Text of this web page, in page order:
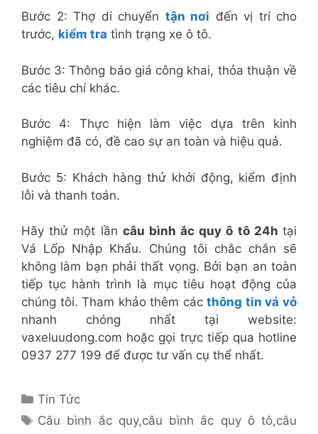
Bước 2: Thợ di chuyển tận nơi đến vị trí cho
trước, kiểm tra tình trạng xe ô tô.
Bước 3: Thông báo giá công khai, thỏa thuận về
các tiêu chí khác.
Bước 4: Thực hiện làm việc dựa trên kinh
nghiệm đã có, đề cao sự an toàn và hiệu quả.
Bước 5: Khách hàng thử khởi động, kiểm định
lỗi và thanh toán.
Hãy thử một lần câu bình ắc quy ô tô 24htại
Vá Lốp Nhập Khẩu. Chúng tôi chắc chắn sẽ
không làm bạn phải thất vọng. Bởi bạn an toàn
tiếp tục hành trình là mục tiêu hoạt động của
chúng tôi. Tham khảo thêm cácthông tin vá vỏ
nhanh chóng nhất tại website:
vaxeluudong.com hoặc gọi trực tiếp qua hotline
0937 277 199 để được tư vấn cụ thể nhất.
Danh
mục
Tin Tức
Thẻ
Câu bình ắc quy,câu bình ắc quy ô tô,câu